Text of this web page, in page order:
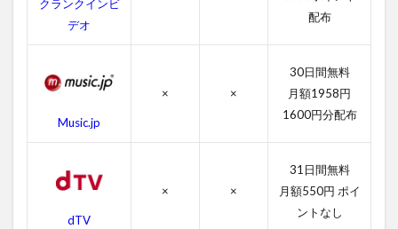
2.2
吹き
替え
3
ー
クランクインビ
デオ
配布
Music.jp
× ×
30日間無料
月額1958円
1600円分配布
dTV
× ×
31日間無料
月額550円 ポイ
ントなし